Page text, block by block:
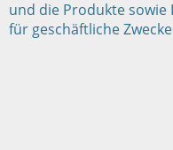
und die Produkte
für geschäftliche